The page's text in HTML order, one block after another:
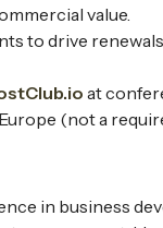
value.
to drive
at
(not a
in business